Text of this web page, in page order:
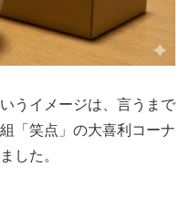
うイメージは、言うまで
「笑点」の大喜利コーナ
した。